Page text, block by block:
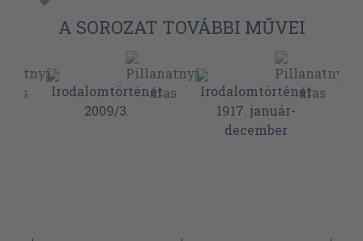
A SOROZAT TOVÁBBI MŰVEI